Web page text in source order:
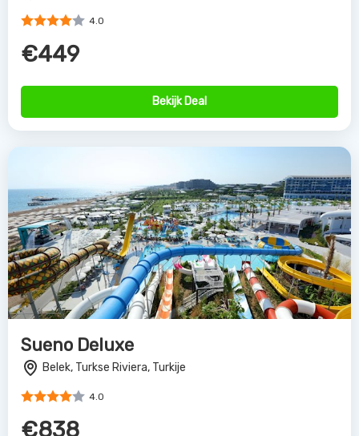
4.0
€449
Bekijk Deal
Sueno Deluxe
Belek, Turkse Riviera, Turkije
4.0
€838